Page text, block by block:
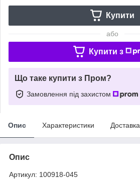
Купити
або
Купити з
Що таке купити з Пром?
Замовлення під захистом
Опис Характеристики Доставка
Опис
Артикул: 100918-045